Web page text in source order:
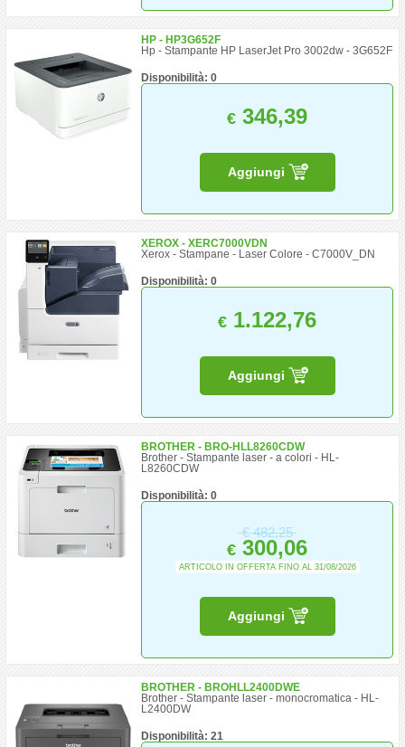
HP - HP3G652F
Hp - Stampante HP LaserJet Pro 3002dw - 3G652F
Disponibilità: 0
€ 346,39
Aggiungi
XEROX - XERC7000VDN
Xerox - Stampane - Laser Colore - C7000V_DN
Disponibilità: 0
€ 1.122,76
Aggiungi
BROTHER - BRO-HLL8260CDW
Brother - Stampante laser - a colori - HL-
L8260CDW
Disponibilità: 0
€482,25
€ 300,06
ARTICOLO IN OFFERTA FINO AL 31/08/2026
Aggiungi
BROTHER - BROHLL2400DWE
Brother - Stampante laser - monocromatica - HL-
L2400DW
Disponibilità: 21